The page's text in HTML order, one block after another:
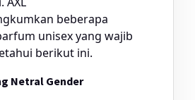
beberapa
unisex yang wajib
berikut ini.
Netral Gender